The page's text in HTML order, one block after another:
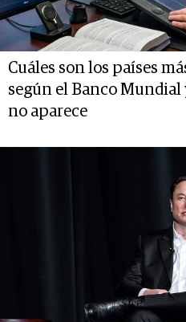
Cuáles son los países
según el Banco
no aparece